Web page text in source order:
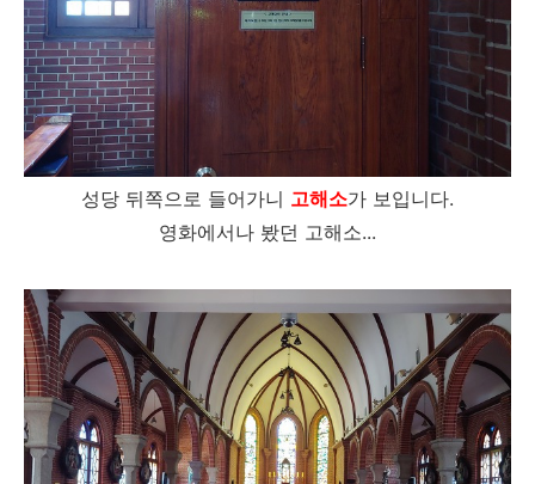
성당 뒤쪽으로 들어가니 고해소가 보입니다.
영화에서나 봤던 고해소...